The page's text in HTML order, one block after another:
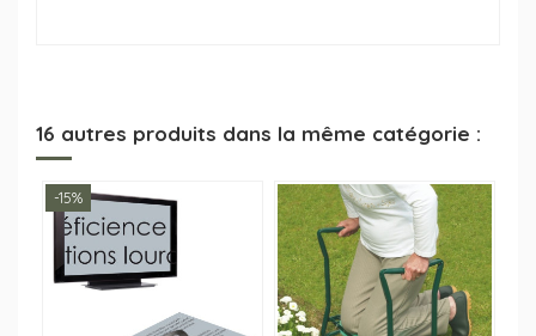
16 autres produits dans la même catégorie :
-15%